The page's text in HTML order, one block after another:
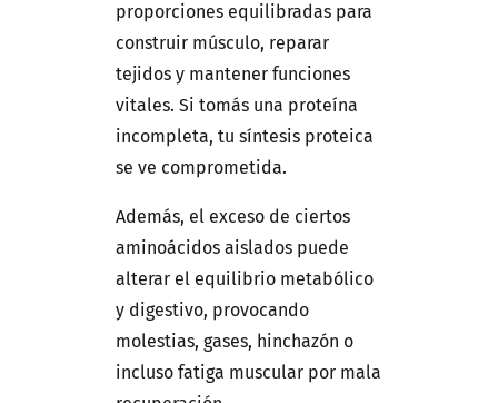
proporciones equilibradas para
construir músculo, reparar
tejidos y mantener funciones
vitales. Si tomás una proteína
incompleta, tu síntesis proteica
se ve comprometida.
Además, el exceso de ciertos
aminoácidos aislados puede
alterar el equilibrio metabólico
y digestivo, provocando
molestias, gases, hinchazón o
incluso fatiga muscular por mala